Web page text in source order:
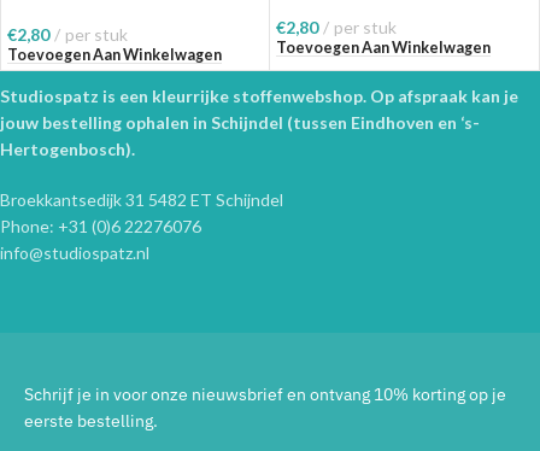
€2,80 per stuk
Toevoegen Aan Winkelwagen
€2,80 per stuk
Toevoegen Aan Winkelwagen
Studiospatz is een kleurrijke stoffenwebshop. Op afspraak kan je
jouw bestelling ophalen in Schijndel (tussen Eindhoven en ‘s-
Hertogenbosch).
Broekkantsedijk 31 5482 ET Schijndel
Phone: +31 (0)6 22276076
info@studiospatz.nl
Schrijf je in voor onze nieuwsbrief en ontvang 10% korting op je
eerste bestelling.